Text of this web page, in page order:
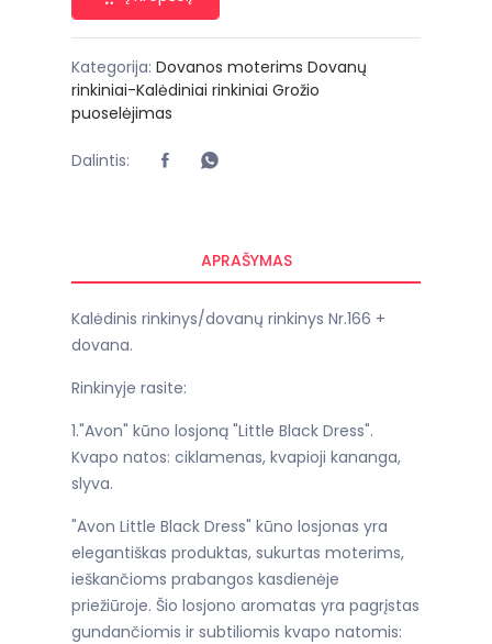
Kategorija: Dovanos moterims Dovanų
rinkiniai-Kalėdiniai rinkiniai Grožio
puoselėjimas
Dalintis:
APRAŠYMAS
Kalėdinis rinkinys/dovanų rinkinys Nr.166 +
dovana.
Rinkinyje rasite:
1."Avon" kūno losjoną "Little Black Dress".
Kvapo natos: ciklamenas, kvapioji kananga,
slyva.
"Avon Little Black Dress" kūno losjonas yra
elegantiškas produktas, sukurtas moterims,
ieškančioms prabangos kasdienėje
priežiūroje. Šio losjono aromatas yra pagrįstas
gundančiomis ir subtiliomis kvapo natomis: